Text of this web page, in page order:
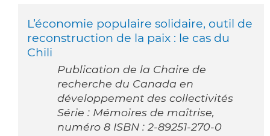
L’économie populaire solidaire, outil de
reconstruction de la paix : le cas du
Chili
Publication de la Chaire de
recherche du Canada en
développement des collectivités
Série : Mémoires de maîtrise,
numéro 8 ISBN : 2-89251-270-0